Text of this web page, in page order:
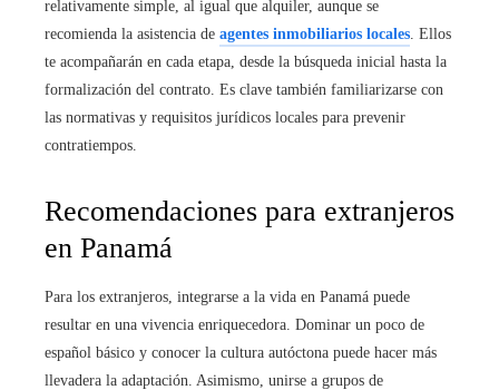
relativamente simple, al igual que alquiler, aunque se
recomienda la asistencia de agentes inmobiliarios locales. Ellos
te acompañarán en cada etapa, desde la búsqueda inicial hasta la
formalización del contrato. Es clave también familiarizarse con
las normativas y requisitos jurídicos locales para prevenir
contratiempos.
Recomendaciones para extranjeros
en Panamá
Para los extranjeros, integrarse a la vida en Panamá puede
resultar en una vivencia enriquecedora. Dominar un poco de
español básico y conocer la cultura autóctona puede hacer más
llevadera la adaptación. Asimismo, unirse a grupos de